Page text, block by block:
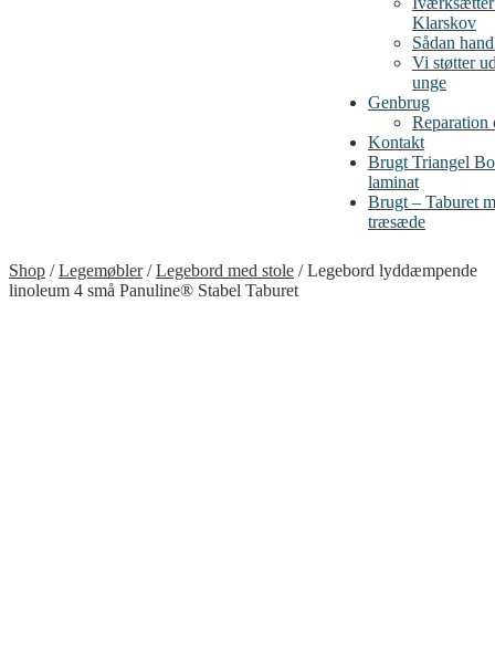
Klarskov
Sådan
Vi støtter
unge
Genbrug
Reparation
Kontakt
Brugt Triangel
laminat
Brugt – Taburet
træsæde
Shop /Legemøbler/Legebord med stole /Legebord lyddæmpende
linoleum 4 små Panuline® Stabel Taburet